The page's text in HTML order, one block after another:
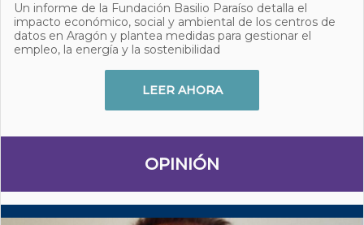
Un informe de la Fundación Basilio Paraíso detalla el
impacto económico, social y ambiental de los centros de
datos en Aragón y plantea medidas para gestionar el
empleo, la energía y la sostenibilidad
LEER AHORA
OPINIÓN